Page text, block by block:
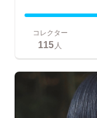
コレクター
115人